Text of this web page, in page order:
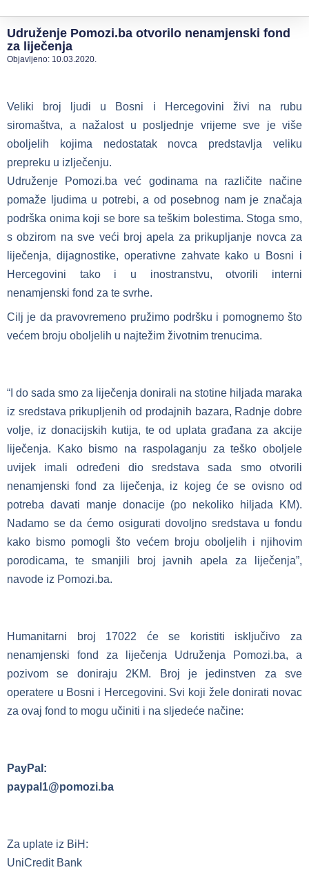
Udruženje Pomozi.ba otvorilo nenamjenski fond
za liječenja
Objavljeno: 10.03.2020.
Veliki broj ljudi u Bosni i Hercegovini živi na rubu
siromaštva, a nažalost u posljednje vrijeme sve je više
oboljelih kojima nedostatak novca predstavlja veliku
prepreku u izlječenju.
Udruženje Pomozi.ba već godinama na različite načine
pomaže ljudima u potrebi, a od posebnog nam je značaja
podrška onima koji se bore sa teškim bolestima. Stoga smo,
s obzirom na sve veći broj apela za prikupljanje novca za
liječenja, dijagnostike, operativne zahvate kako u Bosni i
Hercegovini tako i u inostranstvu, otvorili interni
nenamjenski fond za te svrhe.
Cilj je da pravovremeno pružimo podršku i pomognemo što
većem broju oboljelih u najtežim životnim trenucima.
“I do sada smo za liječenja donirali na stotine hiljada maraka
iz sredstava prikupljenih od prodajnih bazara, Radnje dobre
volje, iz donacijskih kutija, te od uplata građana za akcije
liječenja. Kako bismo na raspolaganju za teško oboljele
uvijek imali određeni dio sredstava sada smo otvorili
nenamjenski fond za liječenja, iz kojeg će se ovisno od
potreba davati manje donacije (po nekoliko hiljada KM).
Nadamo se da ćemo osigurati dovoljno sredstava u fondu
kako bismo pomogli što većem broju oboljelih i njihovim
porodicama, te smanjili broj javnih apela za liječenja”,
navode iz Pomozi.ba.
Humanitarni broj 17022 će se koristiti isključivo za
nenamjenski fond za liječenja Udruženja Pomozi.ba, a
pozivom se doniraju 2KM. Broj je jedinstven za sve
operatere u Bosni i Hercegovini. Svi koji žele donirati novac
za ovaj fond to mogu učiniti i na sljedeće načine:
PayPal:
paypal1@pomozi.ba
Za uplate iz BiH:
UniCredit Bank